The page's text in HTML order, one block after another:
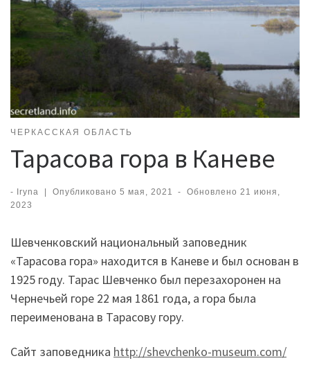
ЧЕРКАССКАЯ ОБЛАСТЬ
Тарасова гора в Каневе
- Iryna Опубликовано 5 мая, 2021 - Обновлено21 июня,
2023
Шевченковский национальный заповедник
«Тарасова гора» находится в Каневе и был основан в
1925 году. Тарас Шевченко был перезахоронен на
Чернечьей горе 22 мая 1861 года, а гора была
переименована в Тарасову гору.
Сайт заповедника http://shevchenko-museum.com/